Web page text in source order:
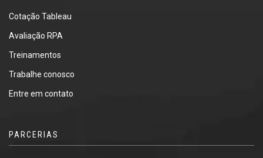
Cotação Tableau
Avaliação RPA
Treinamentos
Trabalhe conosco
Entre em contato
PARCERIAS